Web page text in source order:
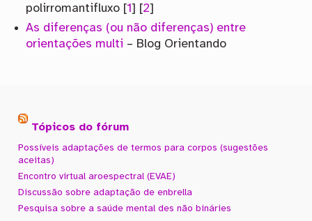
polirromantifluxo [1 ] [2]
As diferenças (ou não diferenças) entre
orientações multi – Blog Orientando
Tópicos do fórum
Possíveis adaptações de termos para corpos (sugestões
aceitas)
Encontro virtual aroespectral (EVAE)
Discussão sobre adaptação de enbrella
Pesquisa sobre a saúde mental des não bináries